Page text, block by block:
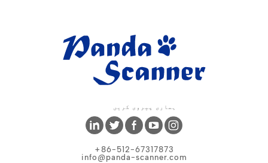
ہماری پیروی کریں
+86-512-67317873
info@panda-scanner.com